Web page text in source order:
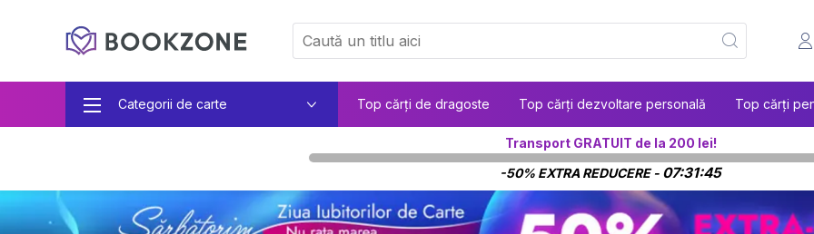
Categorii de carte Top cărți de dragoste Top cărți dezvoltare personală Top cărți
Transport GRATUIT de la 200 lei!
-50% EXTRA REDUCERE - 07:31:43